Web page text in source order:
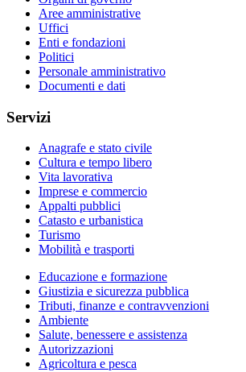
Aree amministrative
Uffici
Enti e fondazioni
Politici
Personale amministrativo
Documenti e dati
Servizi
Anagrafe e stato civile
Cultura e tempo libero
Vita lavorativa
Imprese e commercio
Appalti pubblici
Catasto e urbanistica
Turismo
Mobilità e trasporti
Educazione e formazione
Giustizia e sicurezza pubblica
Tributi, finanze e contravvenzioni
Ambiente
Salute, benessere e assistenza
Autorizzazioni
Agricoltura e pesca